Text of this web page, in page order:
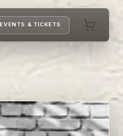
EVENTS & TICKETS